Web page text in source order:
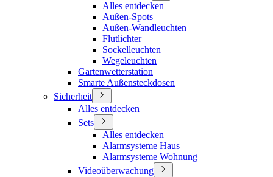
Alles entdecken
Außen-Spots
Außen-Wandleuchten
Flutlichter
Sockelleuchten
Wegeleuchten
Gartenwetterstation
Smarte Außensteckdosen
Sicherheit
Alles entdecken
Sets
Alles entdecken
Alarmsysteme Haus
Alarmsysteme Wohnung
Videoüberwachung